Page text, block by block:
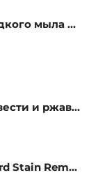
Диспенсер ручной для жидкого мыла Grass IT-0638, черный
Средство для удаления извести и ржавчины Grass Gloss-Gel, 500мл
Пятновыводитель Grass Hard Stain Remover, 600мл